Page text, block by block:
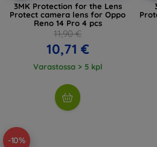
3MK Protection for the Lens
Protect camera lens for Oppo
Reno 14 Pro 4 pcs
11,90 €
10,71 €
Varastossa > 5 kpl
-10%